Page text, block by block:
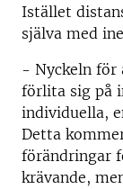
Istället
själva med
- Nyckeln för
förlita sig på
individuella,
Detta
förändringar
krävande,